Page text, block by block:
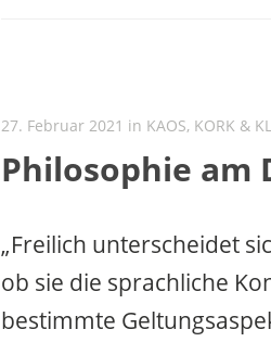
27. Februar 2021 in KAOS, KORK &
Philosophie am
„Freilich unterscheidet
ob sie die sprachliche
bestimmte